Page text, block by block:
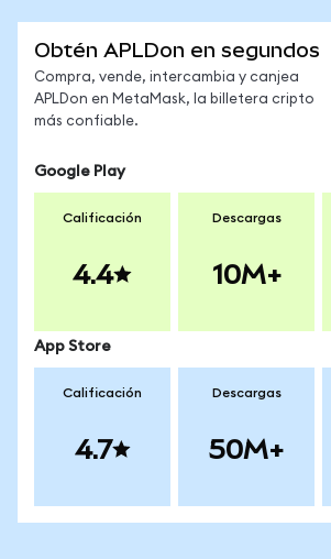
Obtén APLDon en segundos
Compra, vende, intercambia y canjea
APLDon en MetaMask, la billetera cripto
más confiable.
Google Play
Calificación
4.4
Descargas
10M+
App Store
Calificación
4.7
Descargas
50M+